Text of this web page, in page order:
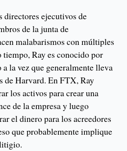
directores ejecutivos de
de la junta de
malabarismos con múltiples
Ray es conocido por
la vez que generalmente lleva
de Harvard. En FTX, Ray
los activos para crear una
de la empresa y luego
el dinero para los acreedores
que probablemente implique